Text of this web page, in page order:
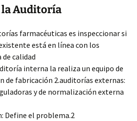
la Auditoría
farmacéuticas es inspeccionar si
está en línea con los
calidad
interna la realiza un equipo de
de fabricación 2.auditorías externas:
y de normalización externa
Define el problema.2